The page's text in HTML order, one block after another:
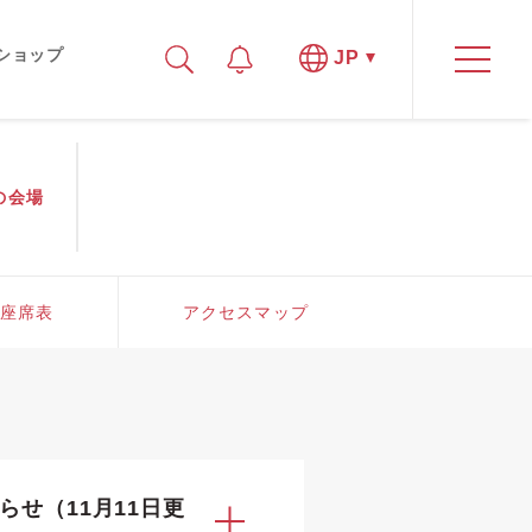
ョップ JP
会場
座席表 アクセスマップ
せ（11月11日更